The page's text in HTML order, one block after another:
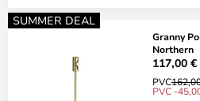
SUMMER DEAL
Granny
Northern
117,00 €
PVC
PVC -